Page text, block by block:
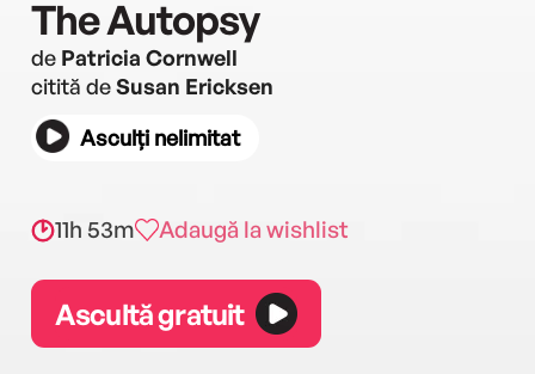
The Autopsy
de Patricia Cornwell
citită deSusan Ericksen
Asculți nelimitat
11h 53m Adaugă la wishlist
Ascultă gratuit